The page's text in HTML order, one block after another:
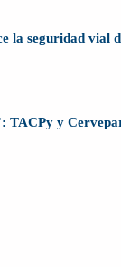
seguridad vial
TACPy y